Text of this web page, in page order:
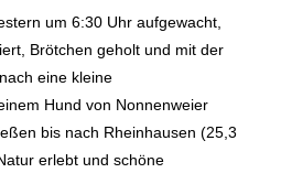
um 6:30 Uhr aufgewacht,
Brötchen geholt und mit der
eine kleine
Hund von Nonnenweier
bis nach Rheinhausen (25,3
erlebt und schöne